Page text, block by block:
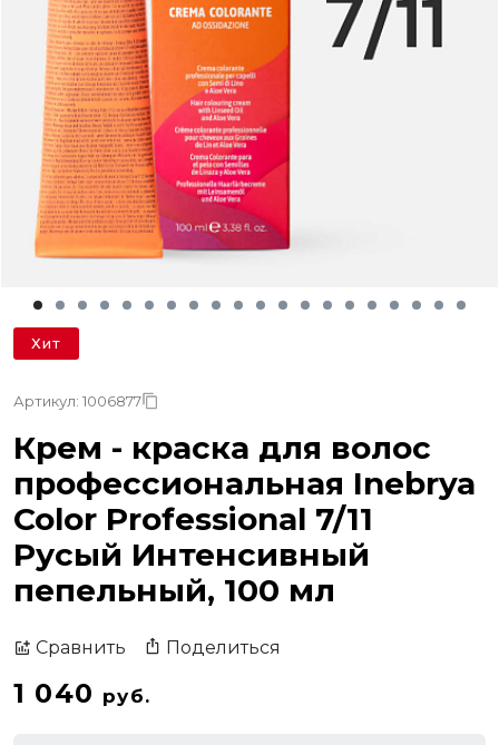
Хит
Артикул: 1006877
Крем - краска для волос
профессиональная Inebrya
Color Professional 7/11
Русый Интенсивный
пепельный, 100 мл
Сравнить Поделиться
1 040 руб.